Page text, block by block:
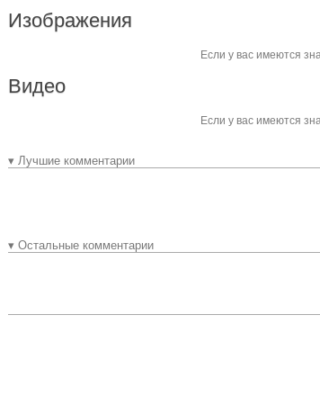
Изображения
Если у вас имеются
Видео
Если у вас имеются
▾ Лучшие комментарии
▾ Остальные комментарии